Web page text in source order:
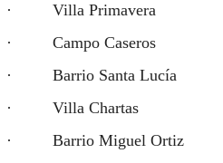
· Villa Primavera
· Campo Caseros
· Barrio Santa Lucía
· Villa Chartas
· Barrio Miguel Ortiz